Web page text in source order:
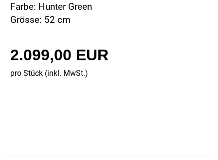
Farbe: Hunter Green
Grösse: 52 cm
2.099,00 EUR
pro Stück (inkl. MwSt.)